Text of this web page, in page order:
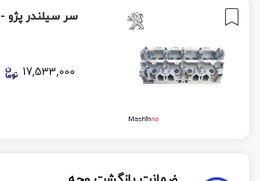
سر سیلندر پژو - Xu7
17,533,000